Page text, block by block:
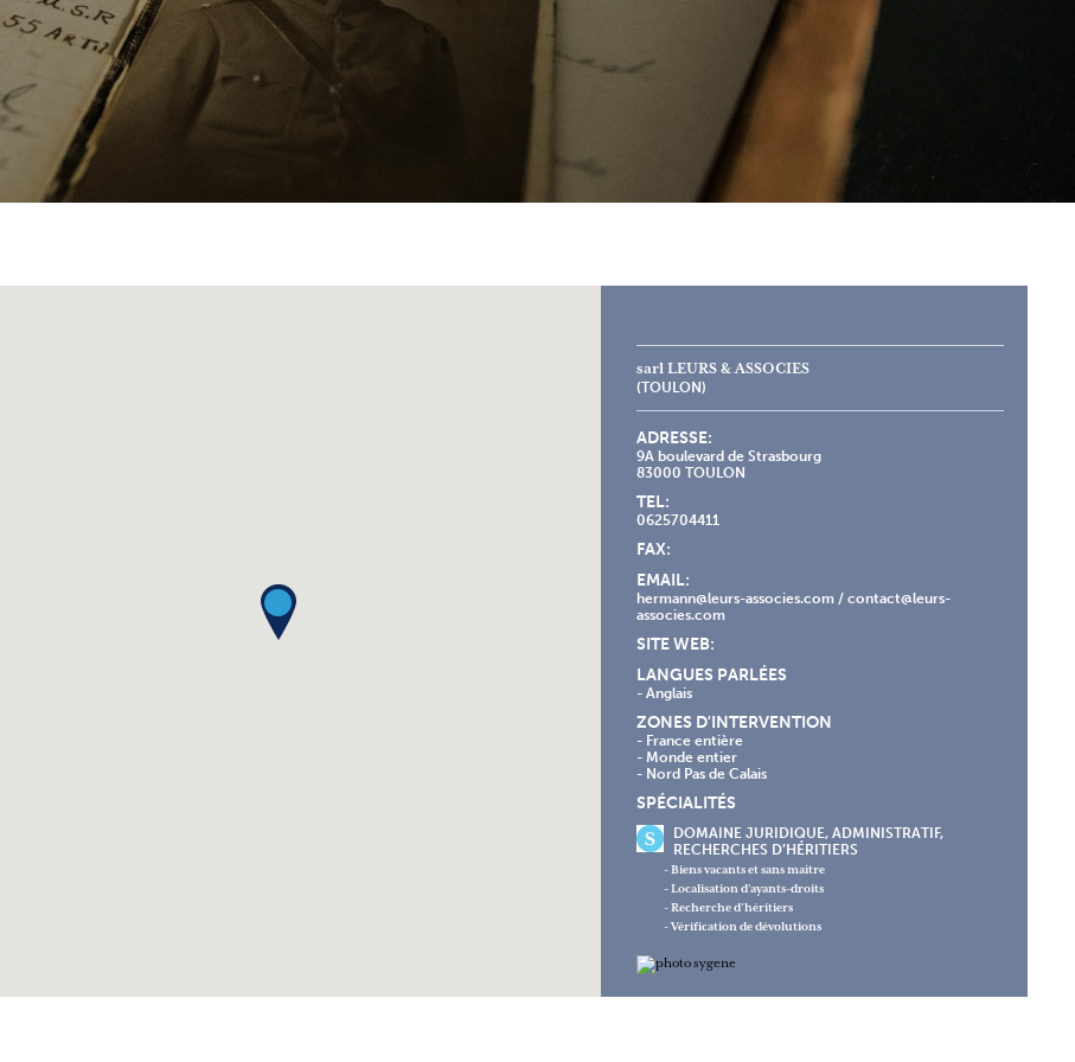
sarl LEURS & ASSOCIES
(TOULON)
ADRESSE:
9A boulevard de Strasbourg
83000 TOULON
TEL:
0625704411
FAX:
EMAIL:
hermann@leurs-associes.com / contact@leurs-
associes.com
SITE WEB:
LANGUES PARLÉES
- Anglais
ZONES D'INTERVENTION
- France entière
- Monde entier
- Nord Pas de Calais
SPÉCIALITÉS
DOMAINE JURIDIQUE, ADMINISTRATIF,
RECHERCHES D’HÉRITIERS
- Biens vacants et sans maître
- Localisation d’ayants-droits
- Recherche d’héritiers
- Vérification de dévolutions